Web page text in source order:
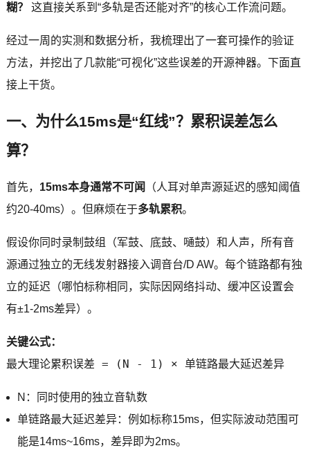
糊？
这直接关系到“多轨是否还能对齐”的核心工作流问题。
经过一周的实测和数据分析，我梳理出了一套可操作的验证
方法，并挖出了几款能“可视化”这些误差的开源神器。下面直
接上干货。
一、为什么15ms是“红线”？累积误差怎么
算？
首先， 15ms本身通常不可闻
（人耳对单声源延迟的感知阈值
约20-40ms）。但麻烦在于多轨累积。
假设你同时录制鼓组（军鼓、底鼓、嗵鼓）和人声，所有音
源通过独立的无线发射器接入调音台/D AW。每个链路都有独
立的延迟（哪怕标称相同，实际因网络抖动、缓冲区设置会
有±1-2ms差异）。
关键公式：
最大理论累积误差 = (N - 1) × 单链路最大延迟差异
N：同时使用的独立音轨数
单链路最大延迟差异：例如标称15ms，但实际波动范围可
能是14ms~16ms，差异即为2ms。